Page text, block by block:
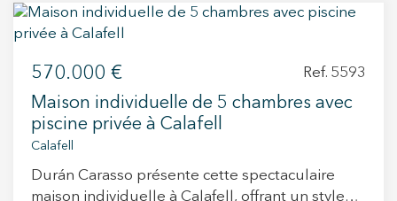
570.000 € Ref. 5593
Maison individuelle de 5 chambres avec
piscine privée à Calafell
Calafell
Durán Carasso présente cette spectaculaire
maison individuelle à Calafell, offrant un style